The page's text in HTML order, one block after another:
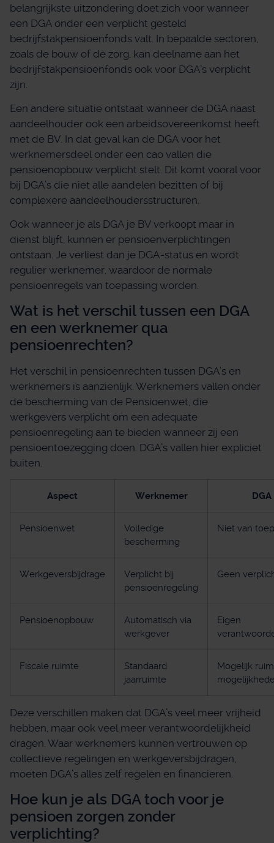
belangrijkste uitzondering doet zich voor wanneer
een DGA onder een verplicht gesteld
bedrijfstakpensioenfonds valt. In bepaalde sectoren,
zoals de bouw of de zorg, kan deelname aan het
bedrijfstakpensioenfonds ook voor DGA’s verplicht
zijn.
Een andere situatie ontstaat wanneer de DGA naast
aandeelhouder ook een arbeidsovereenkomst heeft
met de BV. In dat geval kan de DGA voor het
werknemersdeel onder een cao vallen die
pensioenopbouw verplicht stelt. Dit komt vooral voor
bij DGA’s die niet alle aandelen bezitten of bij
complexere aandeelhoudersstructuren.
Ook wanneer je als DGA je BV verkoopt maar in
dienst blijft, kunnen er pensioenverplichtingen
ontstaan. Je verliest dan je DGA-status en wordt
regulier werknemer, waardoor de normale
pensioenregels van toepassing worden.
Wat is het verschil tussen een DGA
en een werknemer qua
pensioenrechten?
Het verschil in pensioenrechten tussen DGA’s en
werknemers is aanzienlijk. Werknemers vallen onder
de bescherming van de Pensioenwet, die
werkgevers verplicht om een adequate
pensioenregeling aan te bieden wanneer zij een
pensioentoezegging doen. DGA’s vallen hier expliciet
buiten.
Aspect Werknemer DGA
Pensioenwet
Volledige
bescherming
Niet van
Werkgeversbijdrage
Verplicht bij
pensioenregeling
Geen
Pensioenopbouw
Automatisch via
werkgever
Eigen
Fiscale ruimte
Standaard
jaarruimte
Mogelijk
Deze verschillen maken dat DGA’s veel meer vrijheid
hebben, maar ook veel meer verantwoordelijkheid
dragen. Waar werknemers kunnen vertrouwen op
collectieve regelingen en werkgeversbijdragen,
moeten DGA’s alles zelf regelen en financieren.
Hoe kun je als DGA toch voor je
pensioen zorgen zonder
verplichting?